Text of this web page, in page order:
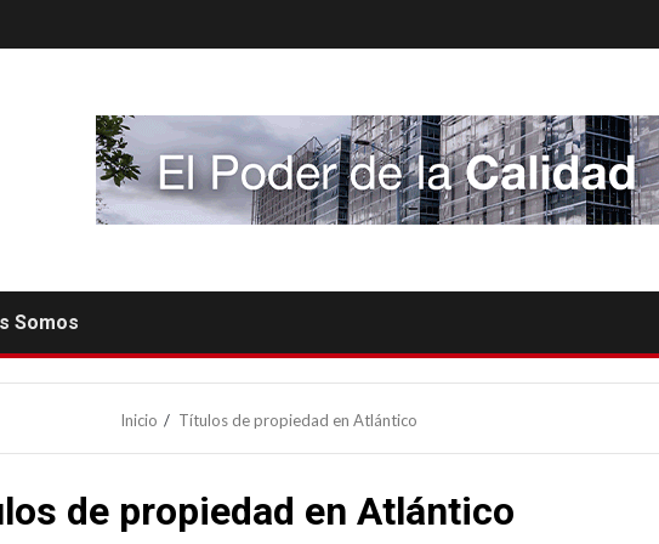
Somos
Inicio Títulos de propiedad en Atlántico
de propiedad en Atlántico